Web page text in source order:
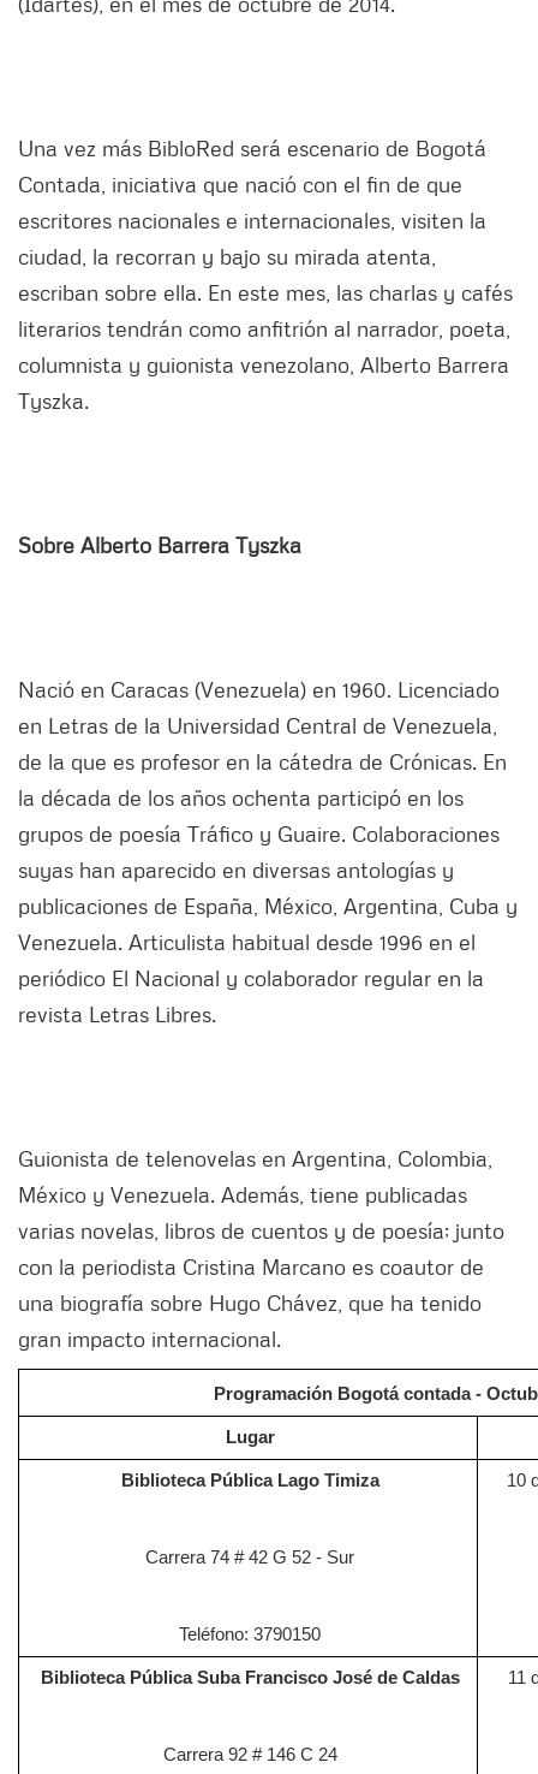
Una vez más BibloRed será escenario de Bogotá
Contada, iniciativa que nació con el fin de que
escritores nacionales e internacionales, visiten la
ciudad, la recorran y bajo su mirada atenta,
escriban sobre ella. En este mes, las charlas y cafés
literarios tendrán como anfitrión al narrador, poeta,
columnista y guionista venezolano, Alberto Barrera
Tyszka.
Sobre Alberto Barrera Tyszka
Nació en Caracas (Venezuela) en 1960. Licenciado
en Letras de la Universidad Central de Venezuela,
de la que es profesor en la cátedra de Crónicas. En
la década de los años ochenta participó en los
grupos de poesía Tráfico y Guaire. Colaboraciones
suyas han aparecido en diversas antologías y
publicaciones de España, México, Argentina, Cuba y
Venezuela. Articulista habitual desde 1996 en el
periódico El Nacional y colaborador regular en la
revista Letras Libres.
Guionista de telenovelas en Argentina, Colombia,
México y Venezuela. Además, tiene publicadas
varias novelas, libros de cuentos y de poesía; junto
con la periodista Cristina Marcano es coautor de
una biografía sobre Hugo Chávez, que ha tenido
gran impacto internacional.
Programación Bogotá contada -
Lugar
Biblioteca Pública Lago Timiza
Carrera 74 # 42 G 52 - Sur
Teléfono: 3790150
10
Biblioteca Pública Suba Francisco José de Caldas
Carrera 92 # 146 C 24
11